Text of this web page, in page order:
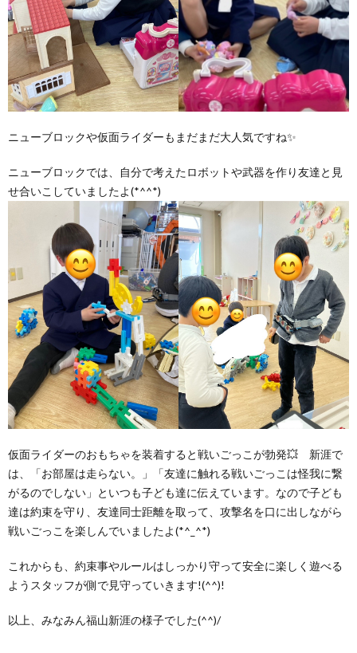
ニューブロックや仮面ライダーもまだまだ大人気ですね✨
ニューブロックでは、自分で考えたロボットや武器を作り友達と見
せ合いこしていましたよ(*^^*)
仮面ライダーのおもちゃを装着すると戦いごっこが勃発💥 新涯で
は、「お部屋は走らない。」「友達に触れる戦いごっこは怪我に繋
がるのでしない」といつも子ども達に伝えています。なので子ども
達は約束を守り、友達同士距離を取って、攻撃名を口に出しながら
戦いごっこを楽しんでいましたよ(*^_^*)
これからも、約束事やルールはしっかり守って安全に楽しく遊べる
ようスタッフが側で見守っていきます!(^^)!
以上、みなみん福山新涯の様子でした(^^)/